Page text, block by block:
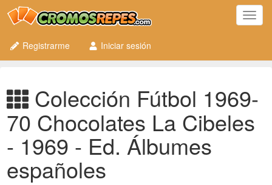
Registrarme
Iniciar sesión
Colección Fútbol 1969-
70 Chocolates La Cibeles
- 1969 - Ed. Álbumes
españoles